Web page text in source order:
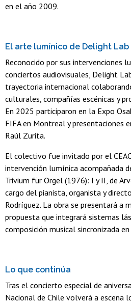
en el año 2009.
El arte lumínico de Delight Lab
Reconocido por sus intervenciones
conciertos audiovisuales, Delight
trayectoria internacional
culturales, compañías escénicas y
En 2025 participaron en la Expo
FIFA en Montreal y presentaciones
Raúl Zurita.
El colectivo fue invitado por el
intervención lumínica acompañada
Trivium für Orgel (1976): I y II, de
cargo del pianista, organista y
Rodríguez. La obra se presentará a
propuesta que integrará sistemas
composición musical sincronizada
Lo que continúa
Tras el concierto especial de
Nacional de Chile volverá a escena